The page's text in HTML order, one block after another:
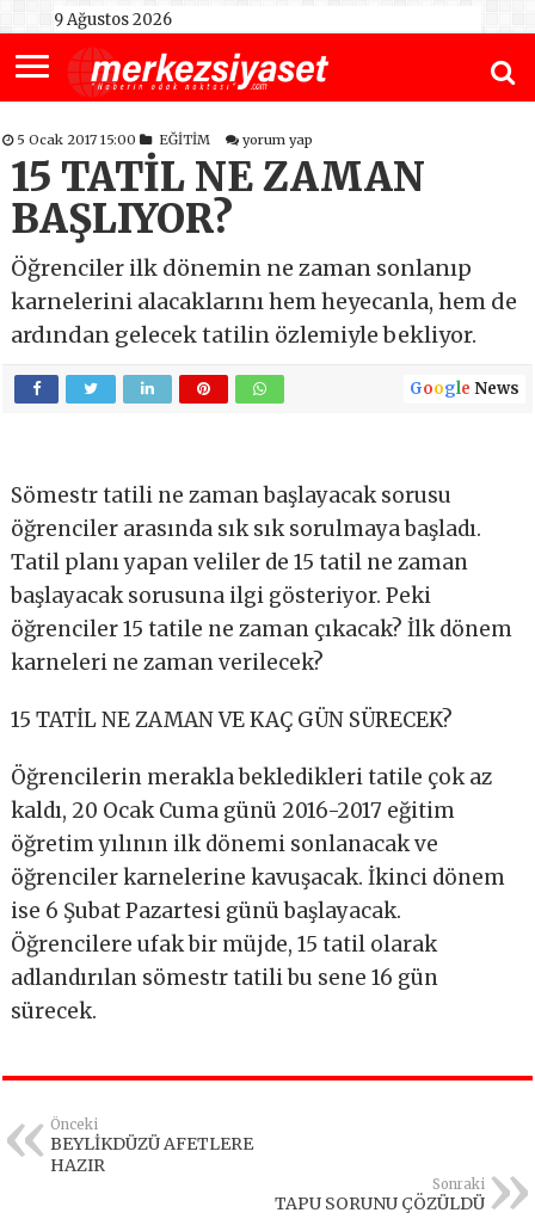
9 Ağustos 2026
5 Ocak 2017 15:00 EĞİTİM yorum yap
15 TATİL NE ZAMAN
BAŞLIYOR?
Öğrenciler ilk dönemin ne zaman sonlanıp
karnelerini alacaklarını hem heyecanla, hem de
ardından gelecek tatilin özlemiyle bekliyor.
Google News
Sömestr tatili ne zaman başlayacak sorusu
öğrenciler arasında sık sık sorulmaya başladı.
Tatil planı yapan veliler de 15 tatil ne zaman
başlayacak sorusuna ilgi gösteriyor. Peki
öğrenciler 15 tatile ne zaman çıkacak? İlk dönem
karneleri ne zaman verilecek?
15 TATİL NE ZAMAN VE KAÇ GÜN SÜRECEK?
Öğrencilerin merakla bekledikleri tatile çok az
kaldı, 20 Ocak Cuma günü 2016-2017 eğitim
öğretim yılının ilk dönemi sonlanacak ve
öğrenciler karnelerine kavuşacak. İkinci dönem
ise 6 Şubat Pazartesi günü başlayacak.
Öğrencilere ufak bir müjde, 15 tatil olarak
adlandırılan sömestr tatili bu sene 16 gün
sürecek.
Önceki
BEYLİKDÜZÜ AFETLERE
HAZIR
Sonraki
TAPU SORUNU ÇÖZÜLDÜ